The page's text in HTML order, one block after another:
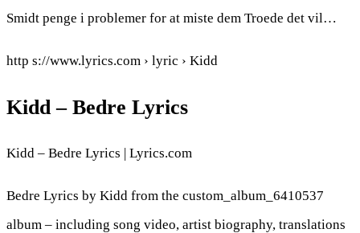
Smidt penge i problemer for at miste dem Troede det vil…
http s://www.lyrics.com › lyric › Kidd
Kidd – Bedre Lyrics
Kidd – Bedre Lyrics | Lyrics.com
Bedre Lyrics by Kidd from the custom_album_6410537
album – including song video, artist biography, translations